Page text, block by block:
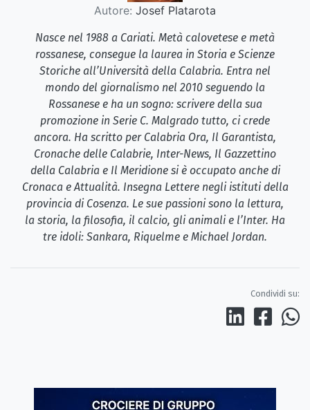
Autore: Josef Platarota
Nasce nel 1988 a Cariati. Metà calovetese e metà
rossanese, consegue la laurea in Storia e Scienze
Storiche all’Università della Calabria. Entra nel
mondo del giornalismo nel 2010 seguendo la
Rossanese e ha un sogno: scrivere della sua
promozione in Serie C. Malgrado tutto, ci crede
ancora. Ha scritto per Calabria Ora, Il Garantista,
Cronache delle Calabrie, Inter-News, Il Gazzettino
della Calabria e Il Meridione si è occupato anche di
Cronaca e Attualità. Insegna Lettere negli istituti della
provincia di Cosenza. Le sue passioni sono la lettura,
la storia, la filosofia, il calcio, gli animali e l’Inter. Ha
tre idoli: Sankara, Riquelme e Michael Jordan.
Condividi su: